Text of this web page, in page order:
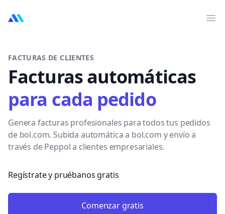
MarktMentor
FACTURAS DE CLIENTES
Facturas automáticas
para cada pedido
Genera facturas profesionales para todos tus pedidos
de bol.com. Subida automática a bol.com y envío a
través de Peppol a clientes empresariales.
Regístrate y pruébanos gratis
Comenzar gratis